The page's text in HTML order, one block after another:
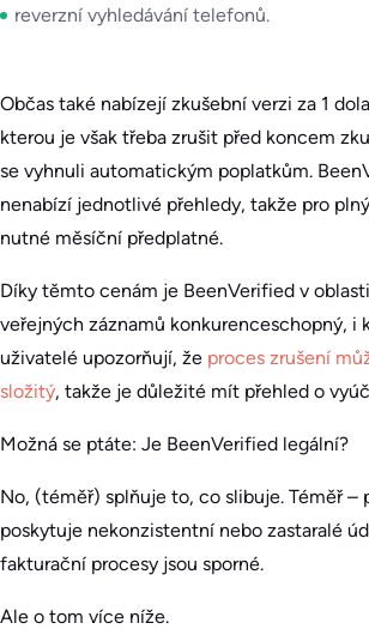
reverzní vyhledávání telefonů.
Občas také nabízejí zkušební verzi za 1
kterou je však třeba zrušit před koncem
se vyhnuli automatickým poplatkům.
nenabízí jednotlivé přehledy, takže pro
nutné měsíční předplatné.
Díky těmto cenám je BeenVerified v
veřejných záznamů konkurenceschopný, i
uživatelé upozorňují, že proces zrušení
složitý, takže je důležité mít přehled o
Možná se ptáte: Je BeenVerified legální?
No, (téměř) splňuje to, co slibuje. Téměř –
poskytuje nekonzistentní nebo zastaralé
fakturační procesy jsou sporné.
Ale o tom více níže.